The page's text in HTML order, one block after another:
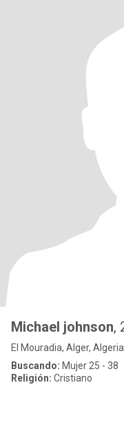
Michael johnson,
El Mouradia, Alger, Algeria
Buscando: Mujer 25 - 38
Religión: Cristiano